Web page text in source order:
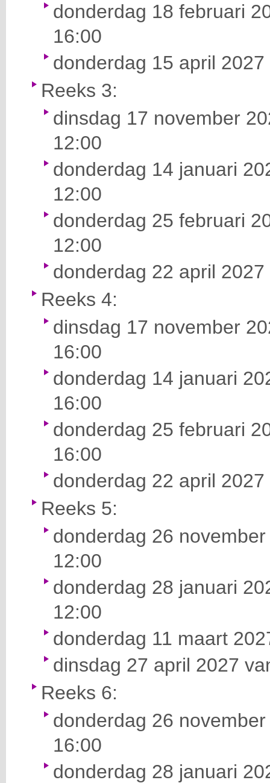
donderdag 18 februari
16:00
donderdag 15 april
Reeks 3:
dinsdag 17 november
12:00
donderdag 14 januari
12:00
donderdag 25 februari
12:00
donderdag 22 april
Reeks 4:
dinsdag 17 november
16:00
donderdag 14 januari
16:00
donderdag 25 februari
16:00
donderdag 22 april
Reeks 5:
donderdag 26
12:00
donderdag 28 januari
12:00
donderdag 11 maart
dinsdag 27 april 2027
Reeks 6:
donderdag 26
16:00
donderdag 28 januari